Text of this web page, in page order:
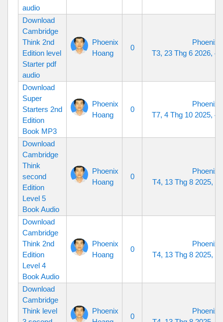
audio
Download
Cambridge
Think 2nd
Edition level
Starter pdf
audio
Phoenix
Hoang
0
Phoenix
T3, 23 Thg 6 2026,
Download
Super
Starters 2nd
Edition
Book MP3
Phoenix
Hoang
0
Phoenix
T7, 4 Thg 10 2025,
Download
Cambridge
Think
second
Edition
Level 5
Book Audio
Phoenix
Hoang
0
Phoenix
T4, 13 Thg 8 2025,
Download
Cambridge
Think 2nd
Edition
Level 4
Book Audio
Phoenix
Hoang
0
Phoenix
T4, 13 Thg 8 2025,
Download
Cambridge
Think level
Phoenix
0
Phoenix